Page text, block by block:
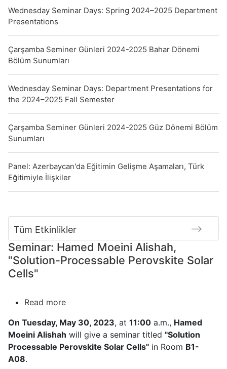
Artificial
Physics"
Wednesday Seminar Days: Spring 2024–2025 Department
Presentations
Çarşamba Seminer Günleri 2024-2025 Bahar Dönemi
Bölüm Sunumları
Wednesday Seminar Days: Department Presentations for
the 2024–2025 Fall Semester
Çarşamba Seminer Günleri 2024-2025 Güz Dönemi Bölüm
Sunumları
Panel: Azerbaycan'da Eğitimin Gelişme Aşamaları, Türk
Eğitimiyle İlişkiler
Tüm Etkinlikler
Seminar: Hamed Moeini Alishah,
"Solution-Processable Perovskite Solar
Cells"
Read more
Hamed
Moeini
Alishah,
On Tuesday, May 30, 2023, at 11:00 a.m., Hamed
Moeini Alishah will give a seminar titled "Solution
Processable Perovskite Solar Cells" in Room B1-
A08.